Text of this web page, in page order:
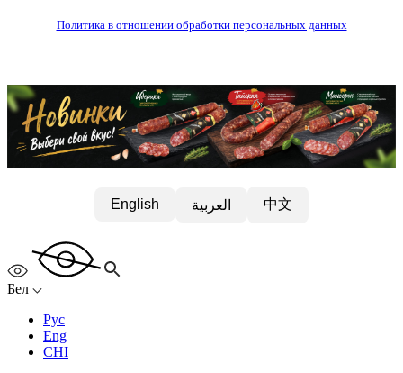
Политика в отношении обработки персональных данных
English العربية 中文
Бел
Рус
Eng
CHI